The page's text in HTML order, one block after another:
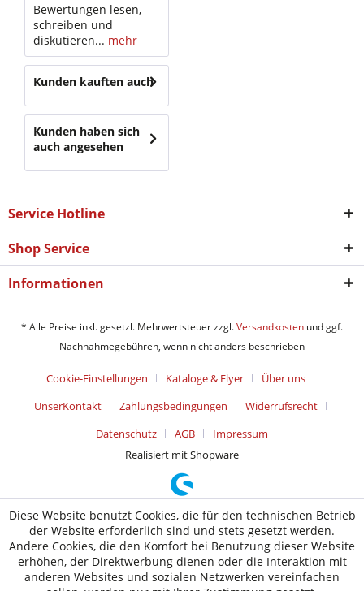
Bewertungen lesen,
schreiben und
diskutieren... mehr
Kunden kauften auch
Kunden haben sich
auch angesehen
Service Hotline
Shop Service
Informationen
* Alle Preise inkl. gesetzl. Mehrwertsteuer zzgl.Versandkosten und ggf.
Nachnahmegebühren, wenn nicht anders beschrieben
Cookie-Einstellungen Kataloge & Flyer
Über uns
UnserKontakt
Zahlungsbedingungen
Widerrufsrecht
Datenschutz
AGB
Impressum
Realisiert mit Shopware
Diese Website benutzt Cookies, die für den technischen Betrieb
der Website erforderlich sind und stets gesetzt werden.
Andere Cookies, die den Komfort bei Benutzung dieser Website
erhöhen, der Direktwerbung dienen oder die Interaktion mit
anderen Websites und sozialen Netzwerken vereinfachen